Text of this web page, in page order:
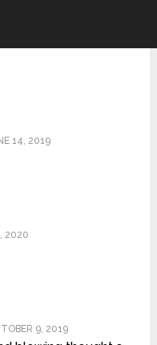
14, 2019
2020
9, 2019